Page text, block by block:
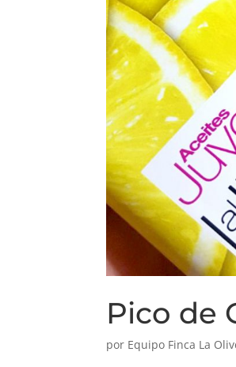
Pico de
por Equipo Finca La